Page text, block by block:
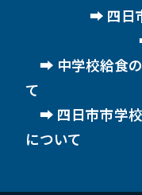
四日
中学校給食
て
四日市市学
について